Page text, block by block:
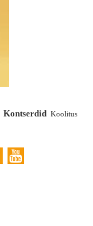
Kontserdid Koolitus